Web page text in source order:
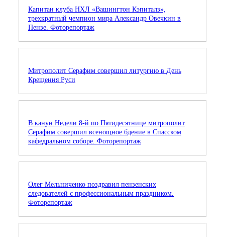
Капитан клуба НХЛ «Вашингтон Кэпиталз»,
трехкратный чемпион мира Александр Овечкин в
Пензе. Фоторепортаж
Митрополит Серафим совершил литургию в День
Крещения Руси
В канун Недели 8-й по Пятидесятнице митрополит
Серафим совершил всенощное бдение в Спасском
кафедральном соборе. Фоторепортаж
Олег Мельниченко поздравил пензенских
следователей с профессиональным праздником.
Фоторепортаж